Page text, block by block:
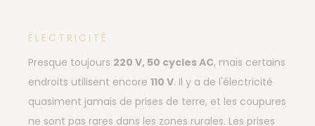
ÉLECTRICITÉ
Presque toujours 220 V, 50 cycles AC, mais certains
endroits utilisent encore 110 V. Il y a de l'électricité
quasiment jamais de prises de terre, et les coupures
ne sont pas rares dans les zones rurales. Les prises